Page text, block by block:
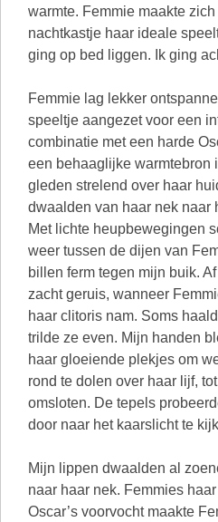
warmte. Femmie maakte
nachtkastje haar ideale
ging op bed liggen. Ik ging
Femmie lag lekker
speeltje aangezet voor een
combinatie met een harde
een behaaglijke warmtebron
gleden strelend over haar
dwaalden van haar nek naar
Met lichte heupbewegingen
weer tussen de dijen van
billen ferm tegen mijn buik.
zacht geruis, wanneer
haar clitoris nam. Soms
trilde ze even. Mijn handen
haar gloeiende plekjes om
rond te dolen over haar lijf,
omsloten. De tepels
door naar het kaarslicht te
Mijn lippen dwaalden al
naar haar nek. Femmies
Oscar’s voorvocht maakte